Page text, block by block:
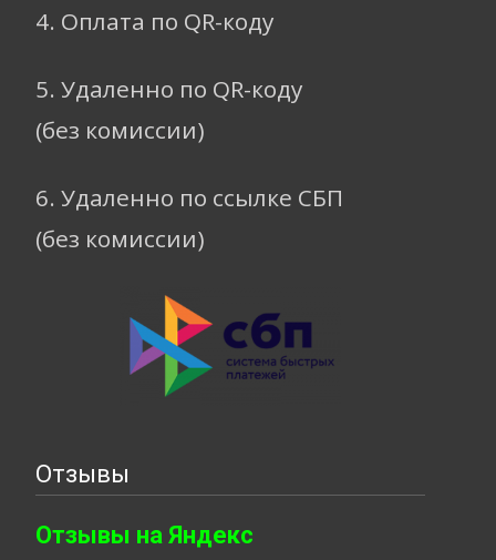
4. Оплата по QR-коду
5. Удаленно по QR-коду
(без комиссии)
6. Удаленно по ссылке СБП
(без комиссии)
Отзывы
Отзывы на Яндекс